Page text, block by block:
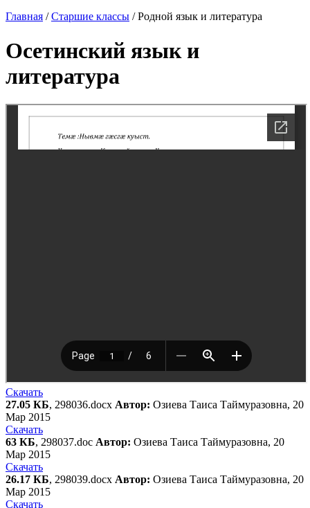
Главная /Старшие классы /Родной язык и литература
Осетинский язык и
литература
Скачать
27.05 КБ, 298036.docx Автор: Озиева Таиса Таймуразовна, 20
Мар 2015
Скачать
63 КБ, 298037.doc Автор: Озиева Таиса Таймуразовна, 20
Мар 2015
Скачать
26.17 КБ, 298039.docx Автор: Озиева Таиса Таймуразовна, 20
Мар 2015
Скачать